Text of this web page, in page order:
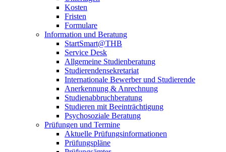
Kosten
Fristen
Formulare
Information und Beratung
StartSmart@THB
Service Desk
Allgemeine Studienberatung
Studierendensekretariat
Internationale Bewerber und Studierende
Anerkennung & Anrechnung
Studienabbruchberatung
Studieren mit Beeinträchtigung
Psychosoziale Beratung
Prüfungen und Termine
Aktuelle Prüfungsinformationen
Prüfungspläne